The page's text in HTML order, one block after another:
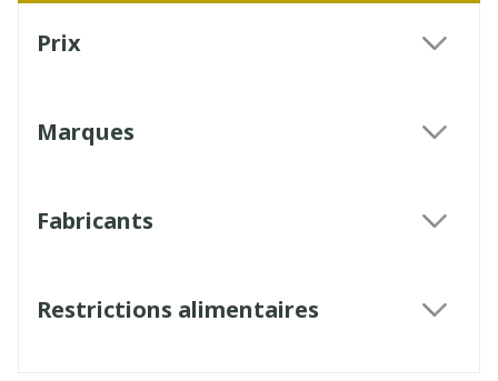
Prix
Marques
Fabricants
Restrictions alimentaires